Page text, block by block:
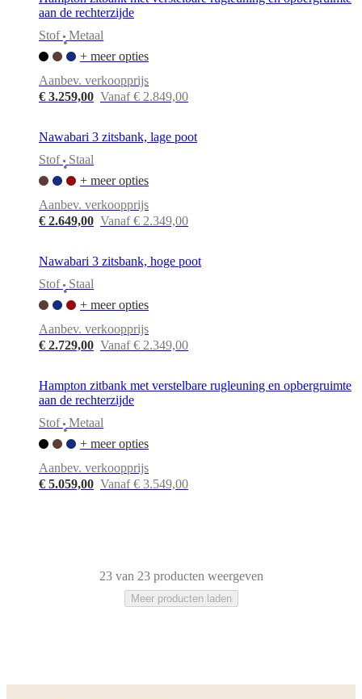
aan de rechterzijde
Stof
•
Metaal
+ meer opties
Aanbev. verkoopprijs
€ 3.259,00 Vanaf € 2.849,00
Nawabari 3 zitsbank, lage poot
Stof
•
Staal
+ meer opties
Aanbev. verkoopprijs
€ 2.649,00 Vanaf € 2.349,00
Nawabari 3 zitsbank, hoge poot
Stof
•
Staal
+ meer opties
Aanbev. verkoopprijs
€ 2.729,00 Vanaf € 2.349,00
Hampton zitbank met verstelbare rugleuning en opbergruimte
aan de rechterzijde
Stof
•
Metaal
+ meer opties
Aanbev. verkoopprijs
€ 5.059,00 Vanaf € 3.549,00
23 van 23 producten weergeven
Meer producten laden